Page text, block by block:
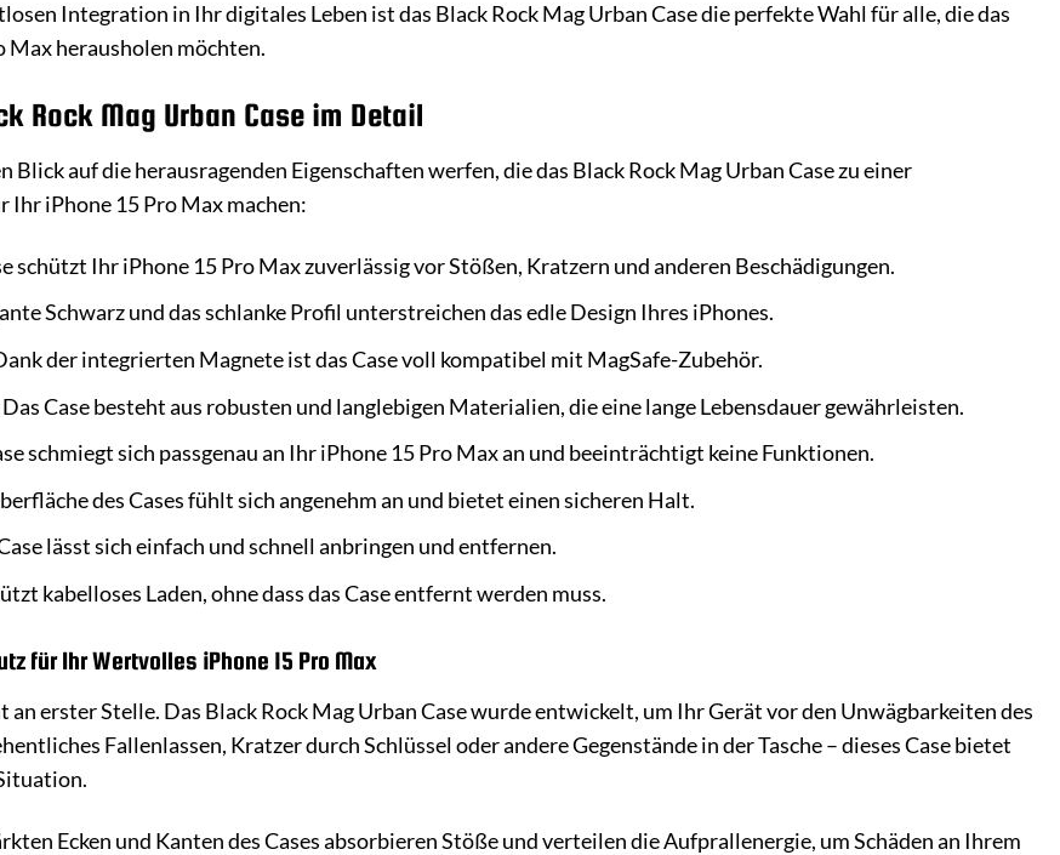
Integration in Ihr digitales Leben ist das Black Rock Mag Urban Case die perfekte Wahl für alle, die das
Max herausholen möchten.
Rock Mag Urban Case im Detail
Blick auf die herausragenden Eigenschaften werfen, die das Black Rock Mag Urban Case zu einer
Ihr iPhone 15 Pro Max machen:
schützt Ihr iPhone 15 Pro Max zuverlässig vor Stößen, Kratzern und anderen Beschädigungen.
Schwarz und das schlanke Profil unterstreichen das edle Design Ihres iPhones.
der integrierten Magnete ist das Case voll kompatibel mit MagSafe-Zubehör.
Das Case besteht aus robusten und langlebigen Materialien, die eine lange Lebensdauer gewährleisten.
schmiegt sich passgenau an Ihr iPhone 15 Pro Max an und beeinträchtigt keine Funktionen.
des Cases fühlt sich angenehm an und bietet einen sicheren Halt.
lässt sich einfach und schnell anbringen und entfernen.
kabelloses Laden, ohne dass das Case entfernt werden muss.
für Ihr Wertvolles iPhone 15 Pro Max
an erster Stelle. Das Black Rock Mag Urban Case wurde entwickelt, um Ihr Gerät vor den Unwägbarkeiten des
Fallenlassen, Kratzer durch Schlüssel oder andere Gegenstände in der Tasche – dieses Case bietet
Ecken und Kanten des Cases absorbieren Stöße und verteilen die Aufprallenergie, um Schäden an Ihrem